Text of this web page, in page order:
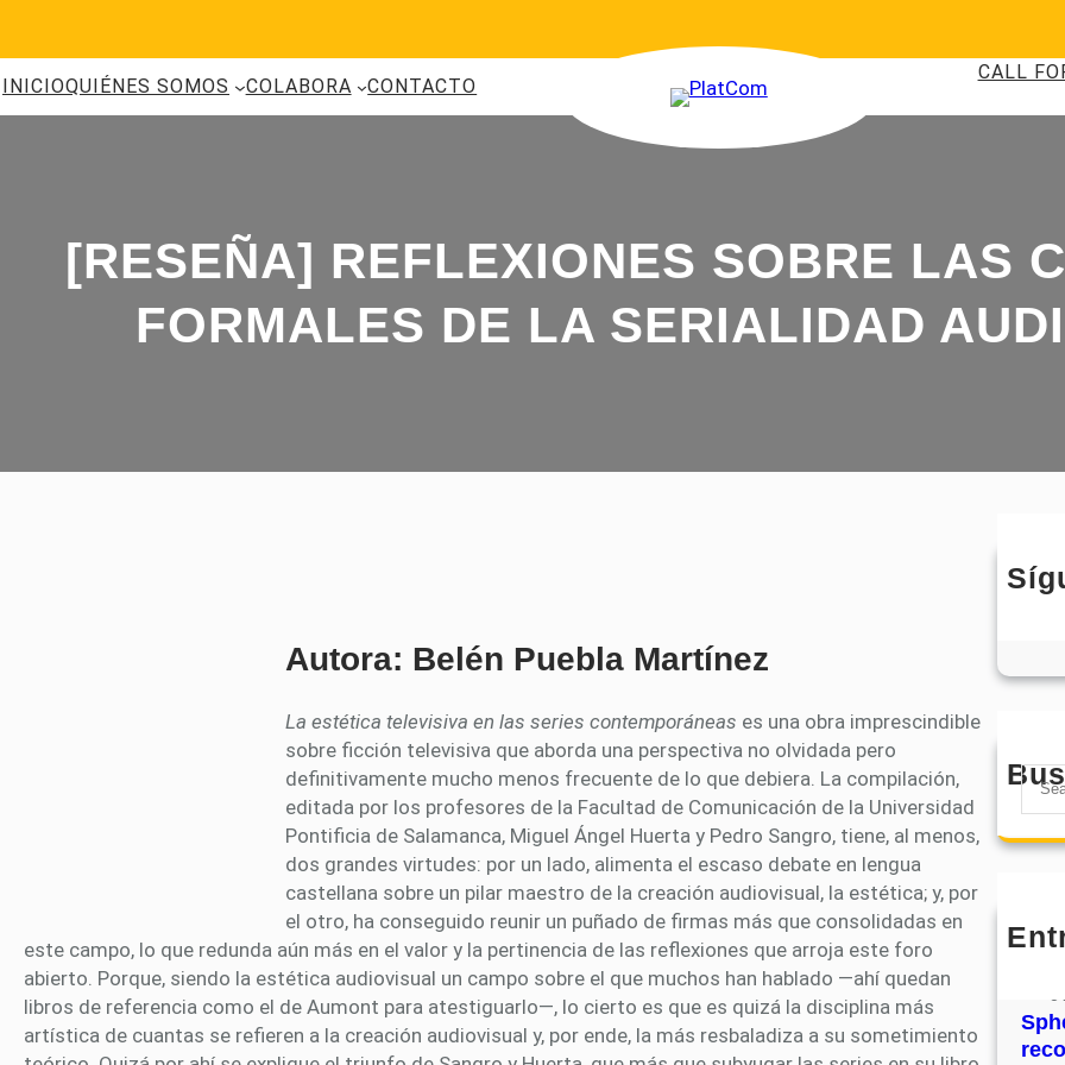
INICIOQUIÉNES SOMOS COLABORA CONTACTO
CALL
[RESEÑA] REFLEXIONES SOBRE LAS
FORMALES DE LA SERIALIDAD
Autora: Belén Puebla Martínez
La estética televisiva en las series contemporáneas es una obra imprescindible
sobre ficción televisiva que aborda una perspectiva no olvidada pero
definitivamente mucho menos frecuente de lo que debiera. La compilación,
editada por los profesores de la Facultad de Comunicación de la Universidad
Pontificia de Salamanca, Miguel Ángel Huerta y Pedro Sangro, tiene, al menos,
dos grandes virtudes: por un lado, alimenta el escaso debate en lengua
castellana sobre un pilar maestro de la creación audiovisual, la estética; y, por
el otro, ha conseguido reunir un puñado de firmas más que consolidadas en
este campo, lo que redunda aún más en el valor y la pertinencia de las reflexiones que arroja este foro
abierto. Porque, siendo la estética audiovisual un campo sobre el que muchos han hablado —ahí quedan
libros de referencia como el de Aumont para atestiguarlo—, lo cierto es que es quizá la disciplina más
artística de cuantas se refieren a la creación audiovisual y, por ende, la más resbaladiza a su sometimiento
S
a